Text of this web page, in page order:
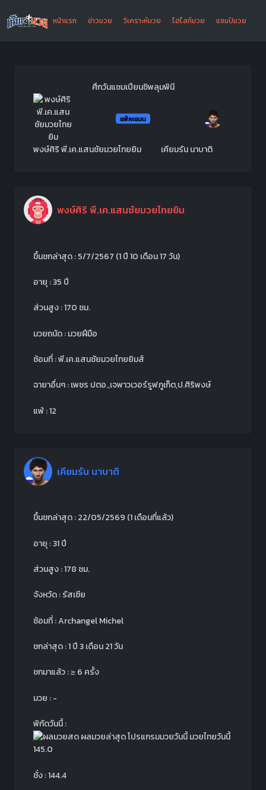
หน้าแรก ข่าวมวย วิเคราะห์มวย ไฮไลท์มวย แชมป์มวย
ศึกวันแชมเปียนชิพลุมพินี
แพ้คะแนน
พงษ์ศิริ พี.เค.แสนชัยมวยไทยยิม เคียมรัน นาบาติ
พงษ์ศิริ พี.เค.แสนชัยมวยไทยยิม
ขึ้นชกล่าสุด : 5/7/2567 (1 ปี 10 เดือน 17 วัน)
อายุ : 35 ปี
ส่วนสูง : 170 ซม.
มวยถนัด : มวยฝีมือ
ซ้อมที่ : พี.เค.แสนชัยมวยไทยยิมส์
ฉายาอื่นๆ : เพชร ปตอ.,เจพาวเวอร์รูฟภูเก็ต,ป.ศิริพงษ์
แพ้ : 12
เคียมรัน นาบาติ
ขึ้นชกล่าสุด : 22/05/2569 (1 เดือนที่แล้ว)
อายุ : 31 ปี
ส่วนสูง : 178 ซม.
จังหวัด : รัสเซีย
ซ้อมที่ : Archangel Michel
ชกล่าสุด : 1 ปี 3 เดือน 21 วัน
ชกมาแล้ว : ≥ 6 ครั้ง
มวย : -
พิกัดวันนี้ :
145.0
ชั่ง : 144.4